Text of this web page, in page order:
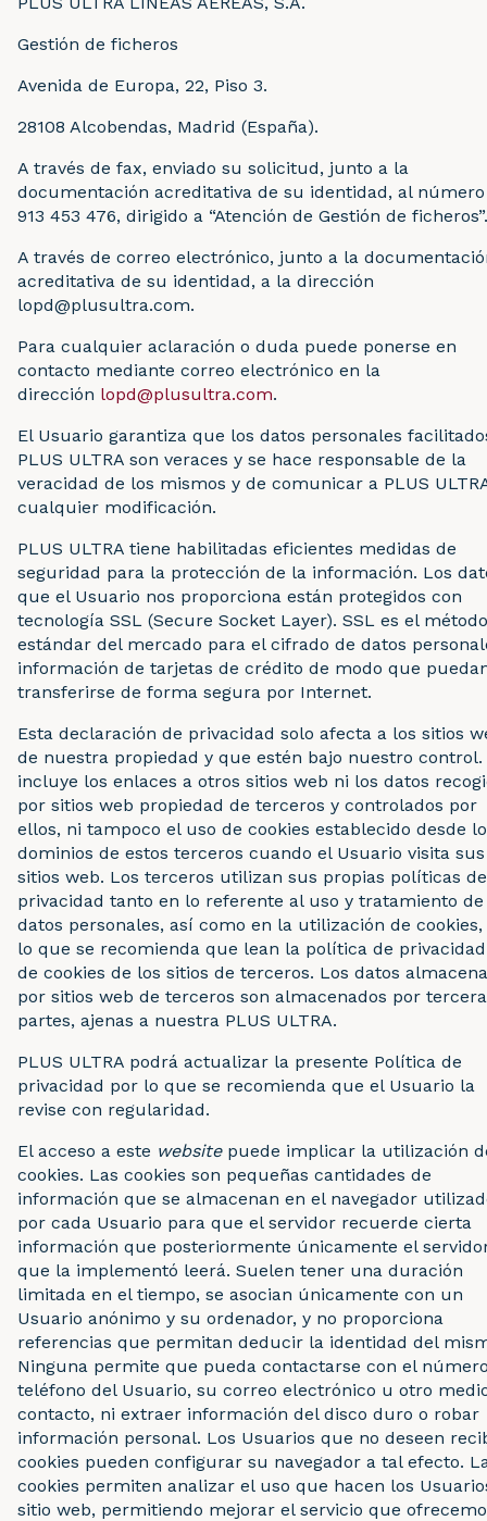
Gestión de ficheros
Avenida de Europa, 22, Piso 3.
28108 Alcobendas, Madrid (España).
A través de fax, enviado su solicitud, junto a la
documentación acreditativa de su identidad, al número
913 453 476, dirigido a “Atención de Gestión de ficheros”.
A través de correo electrónico, junto a la
acreditativa de su identidad, a la dirección
lopd@plusultra.com.
Para cualquier aclaración o duda puede ponerse en
contacto mediante correo electrónico en la
dirección lopd@plusultra.com.
El Usuario garantiza que los datos personales
PLUS ULTRA son veraces y se hace responsable de la
veracidad de los mismos y de comunicar a PLUS
cualquier modificación.
PLUS ULTRA tiene habilitadas eficientes medidas de
seguridad para la protección de la información. Los
que el Usuario nos proporciona están protegidos con
tecnología SSL (Secure Socket Layer). SSL es el método
estándar del mercado para el cifrado de datos
información de tarjetas de crédito de modo que
transferirse de forma segura por Internet.
Esta declaración de privacidad solo afecta a los sitios
de nuestra propiedad y que estén bajo nuestro control.
incluye los enlaces a otros sitios web ni los datos
por sitios web propiedad de terceros y controlados por
ellos, ni tampoco el uso de cookies establecido desde
dominios de estos terceros cuando el Usuario visita sus
sitios web. Los terceros utilizan sus propias políticas de
privacidad tanto en lo referente al uso y tratamiento de
datos personales, así como en la utilización de
lo que se recomienda que lean la política de
de cookies de los sitios de terceros. Los datos
por sitios web de terceros son almacenados por
partes, ajenas a nuestra PLUS ULTRA.
PLUS ULTRA podrá actualizar la presente Política de
privacidad por lo que se recomienda que el Usuario la
revise con regularidad.
El acceso a este website puede implicar la utilización
cookies. Las cookies son pequeñas cantidades de
información que se almacenan en el navegador
por cada Usuario para que el servidor recuerde cierta
información que posteriormente únicamente el
que la implementó leerá. Suelen tener una duración
limitada en el tiempo, se asocian únicamente con un
Usuario anónimo y su ordenador, y no proporciona
referencias que permitan deducir la identidad del
Ninguna permite que pueda contactarse con el
teléfono del Usuario, su correo electrónico u otro
contacto, ni extraer información del disco duro o robar
información personal. Los Usuarios que no deseen
cookies pueden configurar su navegador a tal efecto.
cookies permiten analizar el uso que hacen los
sitio web, permitiendo mejorar el servicio que